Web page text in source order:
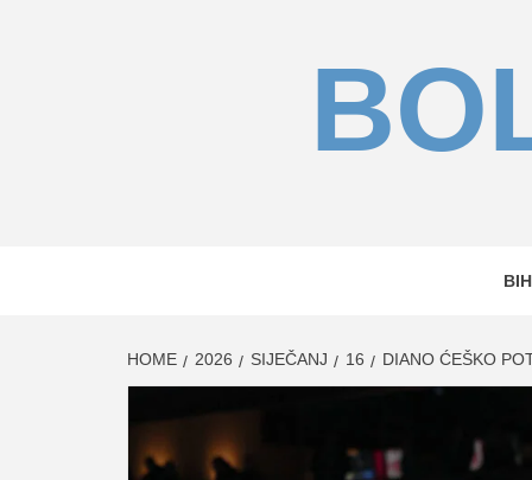
HOME 2026 SIJEČANJ 16 DIANO ĆEŠKO